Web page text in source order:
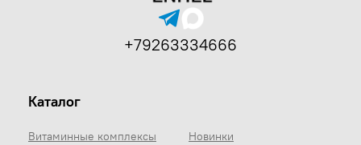
Каталог
Витаминные комплексы
Новинки
+79263334666